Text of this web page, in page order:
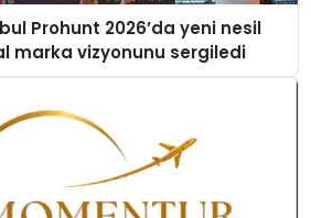
Prohunt 2026’da yeni nesil
marka vizyonunu sergiledi